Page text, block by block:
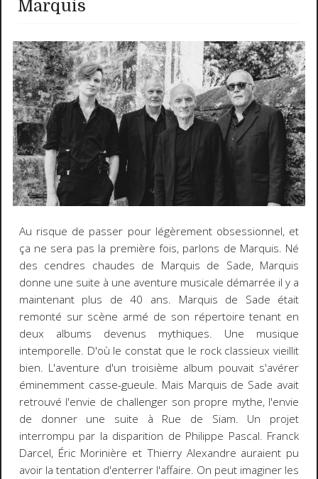
Marquis
Au risque de passer pour légèrement obsessionnel, et
ça ne sera pas la première fois, parlons de Marquis. Né
des cendres chaudes de Marquis de Sade, Marquis
donne une suite à une aventure musicale démarrée il y a
maintenant plus de 40 ans. Marquis de Sade était
remonté sur scène armé de son répertoire tenant en
deux albums devenus mythiques. Une musique
intemporelle. D'où le constat que le rock classieux vieillit
bien. L'aventure d'un troisième album pouvait s'avérer
éminemment casse-gueule. Mais Marquis de Sade avait
retrouvé l'envie de challenger son propre mythe, l'envie
de donner une suite à Rue de Siam. Un projet
interrompu par la disparition de Philippe Pascal. Franck
Darcel, Éric Morinière et Thierry Alexandre auraient pu
avoir la tentation d'enterrer l'affaire. On peut imaginer les